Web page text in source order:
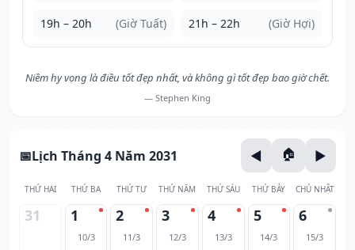
19h – 20h (Giờ Tuất) 21h – 22h (Giờ Hợi)
Niềm hy vọng là điều tốt đẹp nhất, và không gì tốt đẹp bao giờ chết.
— Stephen King
Lịch Tháng 4 Năm 2031
THỨ HAI THỨ BA THỨ TƯ THỨ NĂM THỨ SÁU THỨ BẢY CHỦ NHẬT
31 1
10/3
2
11/3
3
12/3
4
13/3
5
14/3
6
15/3